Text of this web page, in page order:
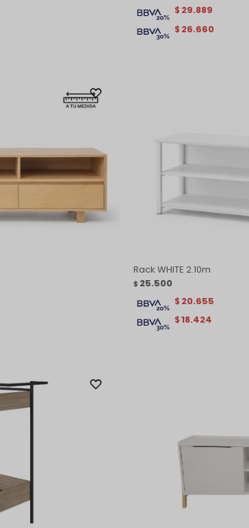
$ 26.660
$ 29.889
Rack WHITE 2.10m
$ 25.500
$18.424
$ 20.655